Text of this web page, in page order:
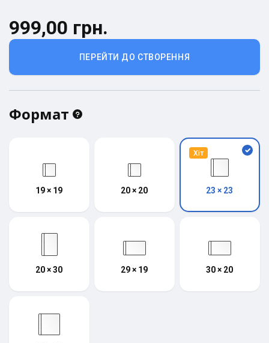
ПЕРЕЙТИ ДО СТВОРЕННЯ
999,00 грн.
Формат
19 × 19 20 × 20
Хіт
23 × 23
20 × 30 29 × 19 30 × 20